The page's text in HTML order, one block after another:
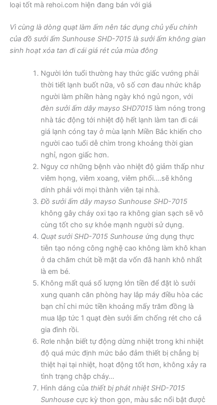
loại tốt mà rehoi.com hiện đang bán với giá
Vì cùng là dòng quạt làm ấm nên tác dụng chủ yếu chính
của đồ sưởi ấm Sunhouse SHD-7015 là sưởi ấm không gian
sinh hoạt xóa tan đi cái giá rét của mùa đông
Người lớn tuổi thường hay thức giấc vướng phải
thời tiết lạnh buốt nữa, vô số cơn đau nhức khắp
người làm phiền hàng ngày khó ngủ ngon, với
đèn sưởi ấm dây mayso SHD7015làm nóng trong
nhà tác động tới nhiệt độ hết lạnh làm tan đi cái
giá lạnh cóng tay ở mùa lạnh Miền Bắc khiến cho
người cao tuổi dễ chìm trong khoảng thời gian
nghỉ, ngon giấc hơn.
Nguy cơ những bệnh vào nhiệt độ giảm thấp như
viêm họng, viêm xoang, viêm phổi….sẽ không
dính phải với mọi thành viên tại nhà.
Đồ sưởi ấm dây mayso Sunhouse SHD-7015
không gây cháy oxi tạo ra không gian sạch sẽ vô
cùng tốt cho sự khỏe mạnh người sử dụng.
Quạt sưởi SHD-7015 Sunhouse ứng dụng thực
tiễn tạo nóng công nghệ cao không làm khô khan
ở da chăm chút bề mặt da vốn đã hanh khô nhất
là em bé.
Không mất quá số lượng lớn tiền để đặt lò sưởi
xung quanh căn phòng hay lắp máy điều hòa các
bạn chỉ chi mức tiền khoảng mấy trăm đồng là
mua lập tức 1 quạt đèn sưởi ấm chống rét cho cả
gia đình rồi.
Rơle nhận biết tự động dừng nhiệt trong khi nhiệt
độ quá mức định mức bảo đảm thiết bị chẳng bị
thiệt hại tại nhiệt, hoạt động tốt hơn, không xảy ra
tình trạng chập cháy…
Hình dáng của thiết bị phát nhiệt SHD-7015
Sunhouse cực kỳ thon gọn, màu sắc nổi bật được̉